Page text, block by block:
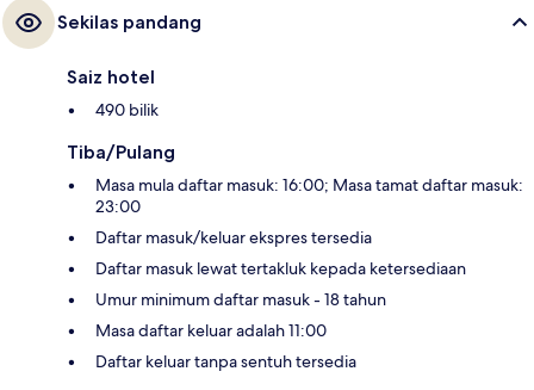
Sekilas pandang
Saiz hotel
490 bilik
Tiba/Pulang
Masa mula daftar masuk: 16:00; Masa tamat daftar masuk:
23:00
Daftar masuk/keluar ekspres tersedia
Daftar masuk lewat tertakluk kepada ketersediaan
Umur minimum daftar masuk - 18 tahun
Masa daftar keluar adalah 11:00
Daftar keluar tanpa sentuh tersedia